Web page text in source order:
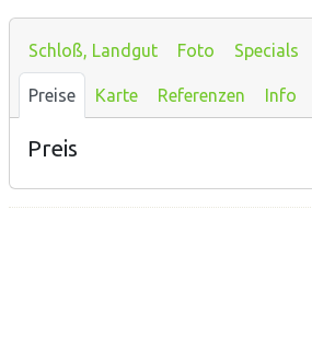
Schloß, Landgut Foto Specials
Preise Karte Referenzen Info
Preis